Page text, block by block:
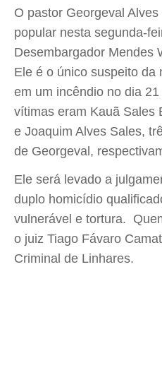
O pastor Georgeval
popular nesta segunda-
Desembargador Mendes
Ele é o único suspeito da
em um incêndio no dia
vítimas eram Kauã Sales
e Joaquim Alves Sales,
de Georgeval,
Ele será levado a
duplo homicídio
vulnerável e tortura.
o juiz Tiago Fávaro
Criminal de Linhares.